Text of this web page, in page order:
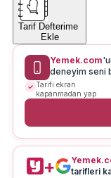
Tarif Defterime
Ekle
Yemek.com
deneyim seni
Tarifi ekran
kapanmadan yap
+
tarifleri